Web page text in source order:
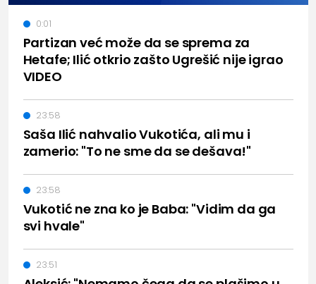
Partizan već može da se sprema za
Hetafe; Ilić otkrio zašto Ugrešić nije igrao
VIDEO
0:01
Saša Ilić nahvalio Vukotića, ali mu i
zamerio: "To ne sme da se dešava!"
23:58
Vukotić ne zna ko je Baba: "Vidim da ga
svi hvale"
23:58
23:51